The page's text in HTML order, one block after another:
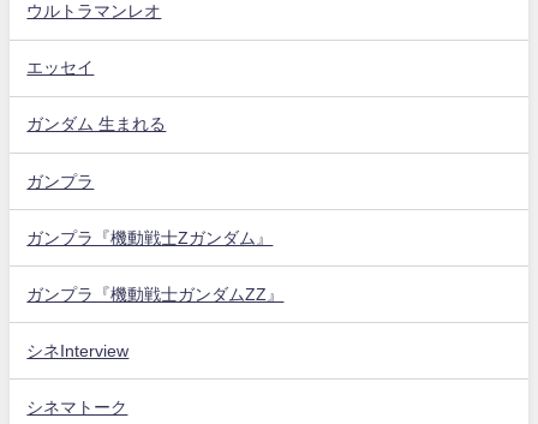
ウルトラマンレオ
エッセイ
ガンダム 生まれる
ガンプラ
ガンプラ『機動戦士Zガンダム』
ガンプラ『機動戦士ガンダムZZ』
シネInterview
シネマトーク